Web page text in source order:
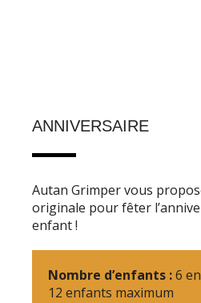
ANNIVERSAIRE
Autan Grimper vous
originale pour fêter
enfant !
Nombre d’enfants :6
12 enfants maximum